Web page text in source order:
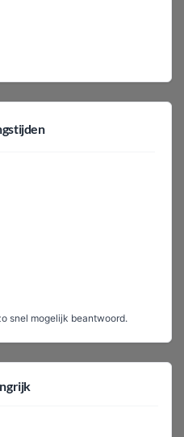
snel mogelijk beantwoord.